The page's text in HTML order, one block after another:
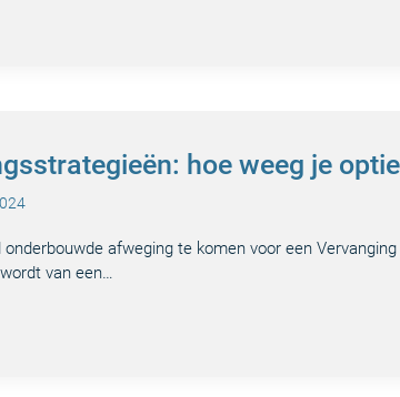
hoe weeg je
afweging te komen voor een
van een…